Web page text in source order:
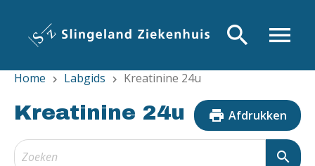
inhoud
menu
search
Home chevron_right Labgids chevron_right Kreatinine 24u
Kreatinine 24u print Afdrukken
search